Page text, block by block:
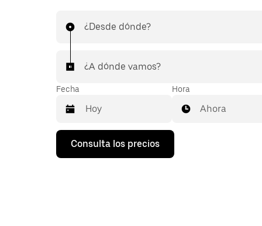
¿Desde dónde?
¿A dónde vamos?
Fecha
Pulsa
flecha
Hora
Ahora
Consulta los precios